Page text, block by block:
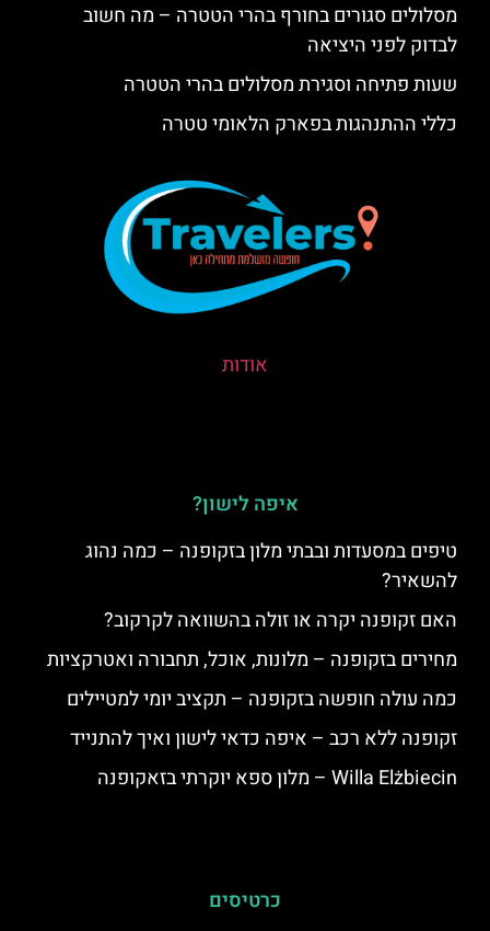
מסלולים סגורים בחורף בהרי הטטרה – מה חשוב
לבדוק לפני היציאה
שעות פתיחה וסגירת מסלולים בהרי הטטרה
כללי ההתנהגות בפארק הלאומי טטרה
אודות
איפה לישון?
טיפים במסעדות ובבתי מלון בזקופנה – כמה נהוג
להשאיר?
האם זקופנה יקרה או זולה בהשוואה לקרקוב?
מחירים בזקופנה – מלונות, אוכל, תחבורה ואטרקציות
כמה עולה חופשה בזקופנה – תקציב יומי למטיילים
זקופנה ללא רכב – איפה כדאי לישון ואיך להתנייד
Willa Elżbiecin – מלון ספא יוקרתי בזאקופנה
כרטיסים